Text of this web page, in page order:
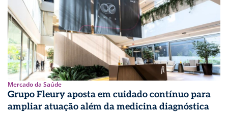
Mercado da Saúde
Grupo Fleury aposta em cuidado contínuo para
ampliar atuação além da medicina diagnóstica